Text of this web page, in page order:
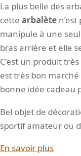
La plus belle des
cette arbalète
manipule à une
bras arrière et elle
C’est un produit
est très bon marché
bonne idée cadeau
Bel objet de
sportif amateur ou
En savoir plus